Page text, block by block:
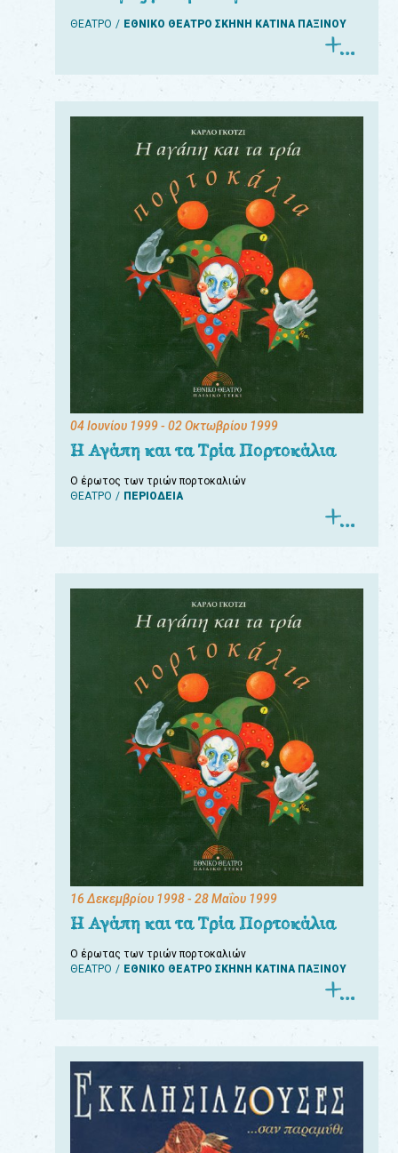
ΘΕΑΤΡΟ ΕΘΝΙΚΟ ΘΕΑΤΡΟ ΣΚΗΝΗ ΚΑΤΙΝΑ ΠΑΞΙΝΟΥ
04 Ιουνίου 1999- 02 Οκτωβρίου 1999
Η Αγάπη και τα Τρία Πορτοκάλια
Ο έρωτος των τριών πορτοκαλιών
ΘΕΑΤΡΟ
ΠΕΡΙΟΔΕΙΑ
16 Δεκεμβρίου 1998- 28 Μαΐου 1999
Η Αγάπη και τα Τρία Πορτοκάλια
Ο έρωτας των τριών πορτοκαλιών
ΘΕΑΤΡΟ
ΕΘΝΙΚΟ ΘΕΑΤΡΟ ΣΚΗΝΗ ΚΑΤΙΝΑ ΠΑΞΙΝΟΥ